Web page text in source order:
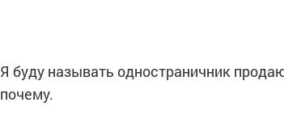
Я буду называть одностраничник
почему.